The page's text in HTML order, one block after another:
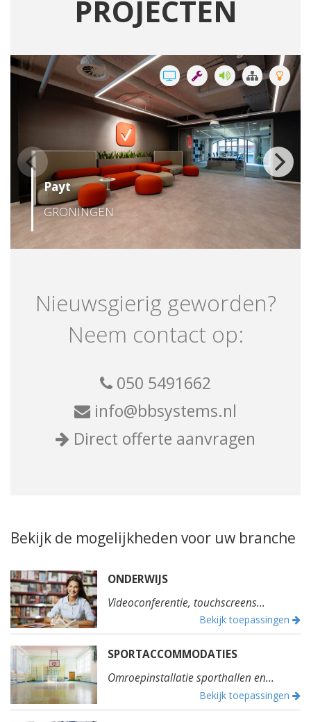
PROJECTEN
Payt
GRONINGEN
Nieuwsgierig geworden?
Neem contact op:
050 5491662
info@bbsystems.nl
Direct offerte aanvragen
Bekijk de mogelijkheden voor uw branche
ONDERWIJS
Videoconferentie, touchscreens...
Bekijk toepassingen
SPORTACCOMMODATIES
Omroepinstallatie sporthallen en...
Bekijk toepassingen